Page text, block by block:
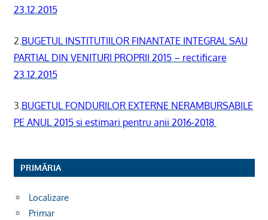
23.12.2015
2.BUGETUL INSTITUTIILOR FINANTATE INTEGRAL SAU
PARTIAL DIN VENITURI PROPRII 2015 – rectificare
23.12.2015
3.BUGETUL FONDURILOR EXTERNE NERAMBURSABILE
PE ANUL 2015 si estimari pentru anii 2016-2018
PRIMĂRIA
Localizare
Primar